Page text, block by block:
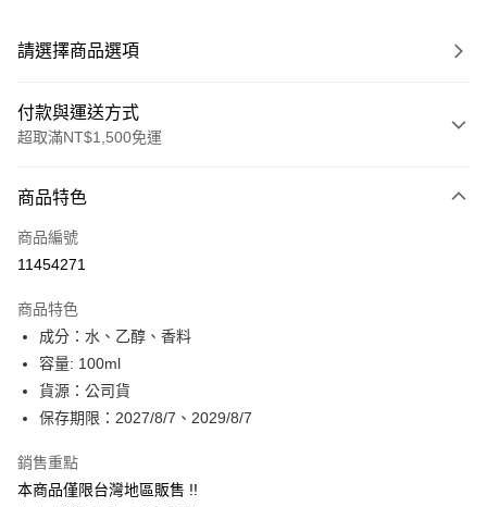
請選擇商品選項
付款與運送方式
超取滿NT$1,500免運
信用卡一次付款
超商取貨付款
Apple Pay
街口支付
悠遊付
Google Pay
大哥付你分期
商品特色
商品編號
11454271
商品特色
成分：水、乙醇、香料
容量: 100ml
貨源：公司貨
保存期限：2027/8/7、2029/8/7
銷售重點
本商品僅限台灣地區販售 !!